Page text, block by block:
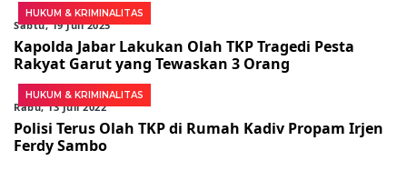
HUKUM & KRIMINALITAS
Sabtu, 19 Juli 2025
Kapolda Jabar Lakukan Olah TKP Tragedi Pesta
Rakyat Garut yang Tewaskan 3 Orang
HUKUM & KRIMINALITAS
Rabu, 13 Juli 2022
Polisi Terus Olah TKP di Rumah Kadiv Propam Irjen
Ferdy Sambo